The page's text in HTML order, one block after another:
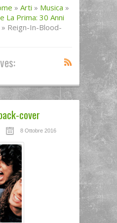
» Arti » Musica »
La Prima: 30 Anni
» Reign-In-Blood-
cover
8 Ottobre 2016